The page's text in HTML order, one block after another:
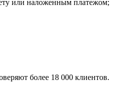
или наложенным платежом;
более 18 000 клиентов.